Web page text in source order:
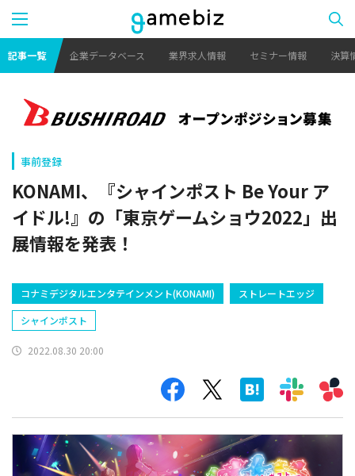
記事一覧 企業データベース 業界求人情報 セミナー情報 決算
事前登録
KONAMI、『シャインポスト Be Your ア
イドル!』の「東京ゲームショウ2022」出
展情報を発表！
コナミデジタルエンタテインメント(KONAMI)
ストレートエッジ
シャインポスト
2022.08.30 20:00